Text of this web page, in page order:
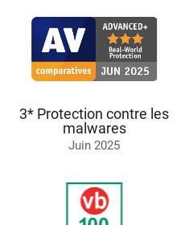
3* Protection contre les
malwares
Juin 2025